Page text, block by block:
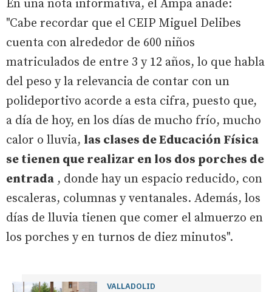
En una nota informativa, el Ampa añade:
"Cabe recordar que el CEIP Miguel Delibes
cuenta con alrededor de 600 niños
matriculados de entre 3 y 12 años, lo que habla
del peso y la relevancia de contar con un
polideportivo acorde a esta cifra, puesto que,
a día de hoy, en los días de mucho frío, mucho
calor o lluvia, las clases de Educación Física
se tienen que realizar en los dos porches de
entrada , donde hay un espacio reducido, con
escaleras, columnas y ventanales. Además, los
días de lluvia tienen que comer el almuerzo en
los porches y en turnos de diez minutos".
VALLADOLID